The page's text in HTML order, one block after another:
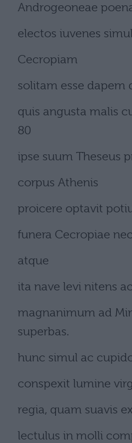
Androgeoneae
electos iuvenes
Cecropiam
solitam esse dapem
quis angusta malis
80
ipse suum Theseus
corpus Athenis
proicere optavit
funera Cecropiae
atque
ita nave levi nitens
magnanimum ad
superbas.
hunc simul ac
conspexit lumine
regia, quam suavis
lectulus in molli